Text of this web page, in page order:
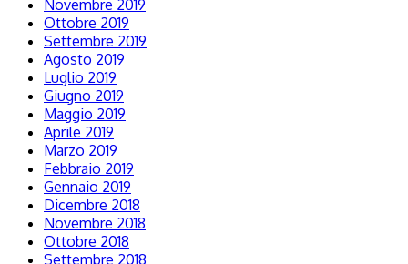
Novembre 2019
Ottobre 2019
Settembre 2019
Agosto 2019
Luglio 2019
Giugno 2019
Maggio 2019
Aprile 2019
Marzo 2019
Febbraio 2019
Gennaio 2019
Dicembre 2018
Novembre 2018
Ottobre 2018
Settembre 2018